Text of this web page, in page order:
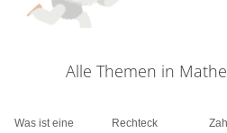
Alle Themen in
Was ist eine
Rechteck